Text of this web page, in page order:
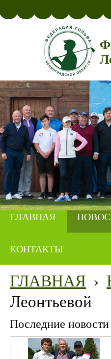
ГЛАВНАЯ
КОНТАКТЫ
ГЛАВНАЯ ›
Леонтьевой
Последние новости